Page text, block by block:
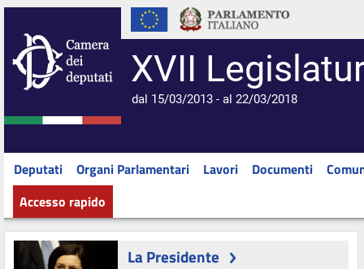
XVII
dal 15/03/2013 - al 22/03/2018
Deputati Organi Parlamentari Lavori Documenti
Accesso rapido
La Presidente